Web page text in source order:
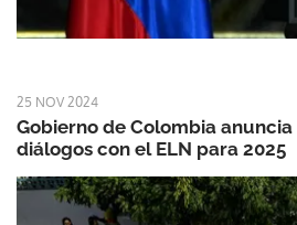
25 NOV 2024
Gobierno de Colombia
diálogos con el ELN para 2025